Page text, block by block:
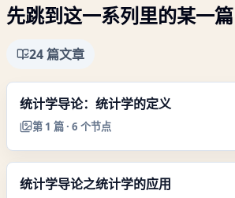
先跳到这一系列里的某一篇
24篇文章
统计学导论：统计学的定义
第 1 篇 · 6 个节点
统计学导论之统计学的应用